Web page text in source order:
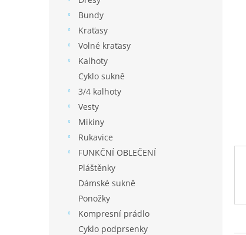
Bundy
Kraťasy
Volné kraťasy
Kalhoty
Cyklo sukně
3/4 kalhoty
Vesty
Mikiny
Rukavice
FUNKČNÍ OBLEČENÍ
Pláštěnky
Dámské sukně
Ponožky
Kompresní prádlo
Cyklo podprsenky